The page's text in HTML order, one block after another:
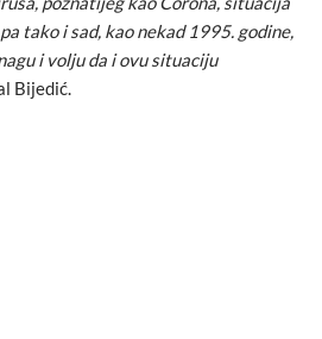
tako i sad, kao nekad 1995. godine,
i volju da i ovu situaciju
Bijedić.